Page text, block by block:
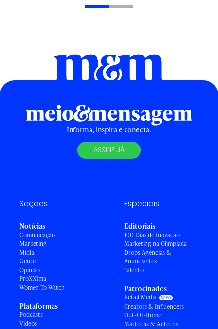
Informa, inspira e conecta.
ASSINE JÁ
Seções
Notícias
Comunicação
Marketing
Mídia
Gente
Opinião
ProXXIma
Women To Watch
Plataformas
Podcasts
Vídeos
Especiais
Editoriais
100 Dias de Inovação
Marketing na Olimpíada
Drops Agências &
Anunciantes
Talento
Patrocinados
Retail Media
Creators & Influencers
Out-Of-Home
Martechs & Adtechs